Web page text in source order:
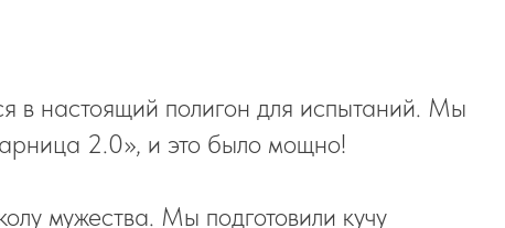
в настоящий полигон для испытаний. Мы
2.0», и это было мощно!
мужества. Мы подготовили кучу